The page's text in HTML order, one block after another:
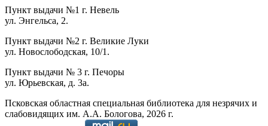
Пункт выдачи №1 г. Невель
ул. Энгельса, 2.
Пункт выдачи №2 г. Великие Луки
ул. Новослободская, 10/1.
Пункт выдачи № 3 г. Печоры
ул. Юрьевская, д. 3а.
Псковская областная специальная библиотека для незрячих и
слабовидящих им. А.А. Бологова, 2026 г.